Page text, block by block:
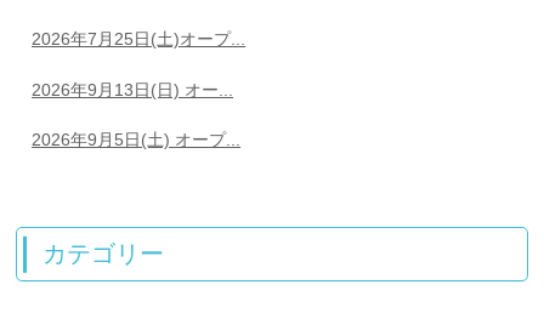
2026年7月25日(土)オープ...
2026年9月13日(日) オー...
2026年9月5日(土) オープ...
カテゴリー